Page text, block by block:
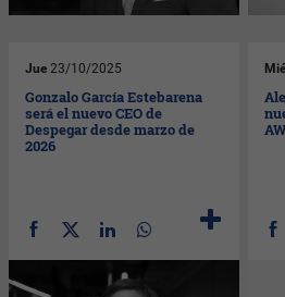
Jue 23/10/2025
Gonzalo García Estebarena
será el nuevo CEO de
Despegar desde marzo de
2026
Mié